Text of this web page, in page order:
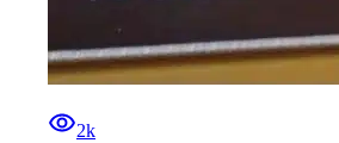
2k